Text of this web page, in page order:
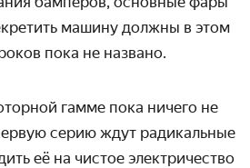
машину должны в этом
пока не названо.
гамме пока ничего не
серию ждут радикальные
её на чистое электричество